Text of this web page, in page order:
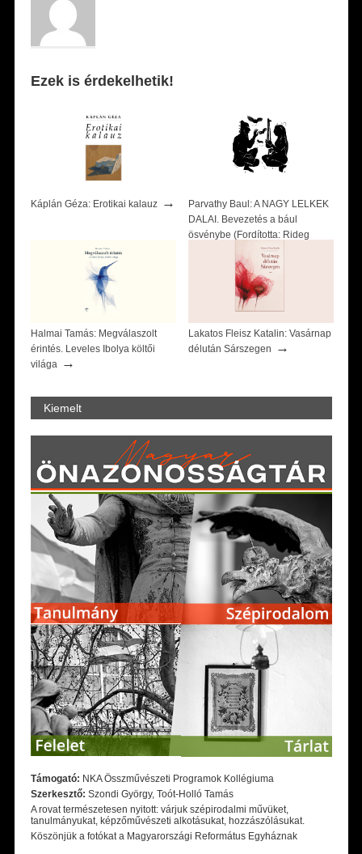
Ezek is érdekelhetik!
Káplán Géza: Erotikai kalauz→
Parvathy Baul: A NAGY LELKEK
DALAI. Bevezetés a bául
ösvénybe (Fordította: Rideg
Halmai Tamás: Megválaszolt
érintés. Leveles Ibolya költői
világa
→
Lakatos Fleisz Katalin: Vasárnap
délután Sárszegen
→
Kiemelt
Támogató: NKA Összművészeti Programok Kollégiuma
Szerkesztő: Szondi György, Toót-Holló Tamás
A rovat természetesen nyitott: várjuk szépirodalmi művüket,
tanulmányukat, képzőművészeti alkotásukat, hozzászólásukat.
Köszönjük a fotókat a Magyarországi Református Egyháznak